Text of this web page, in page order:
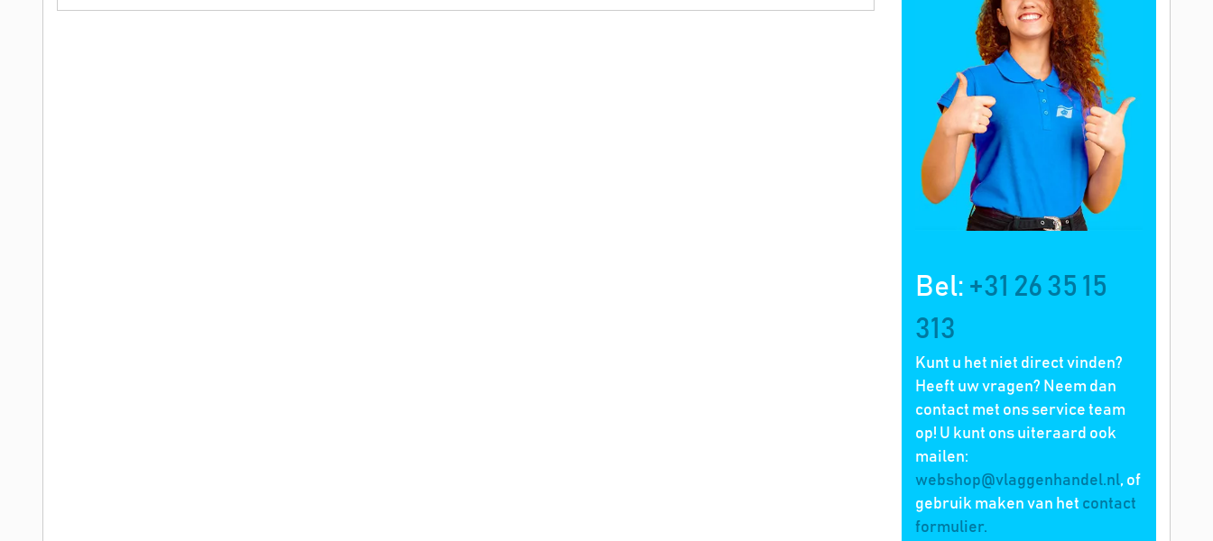
Bel: +31 26 35 15
313
Kunt u het niet direct vinden?
Heeft uw vragen? Neem dan
contact met ons service team
op! U kunt ons uiteraard ook
mailen:
webshop@vlaggenhandel.nl, of
gebruik maken van het contact
formulier.